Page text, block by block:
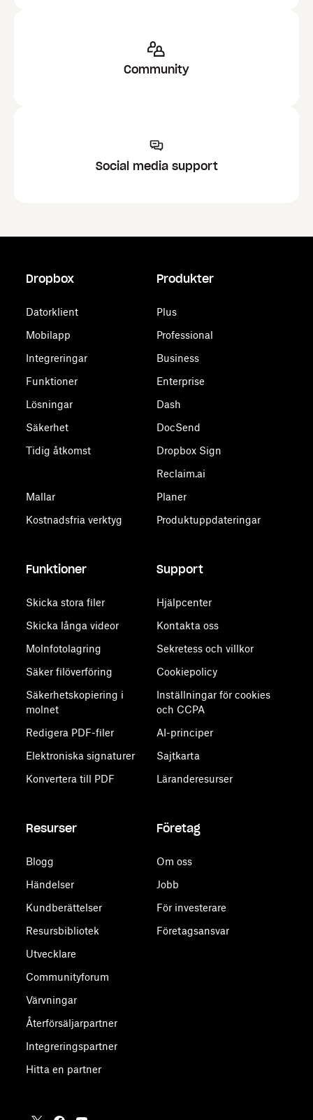
Community
Social media support
Dropbox
Datorklient
Mobilapp
Integreringar
Funktioner
Lösningar
Säkerhet
Tidig åtkomst
Mallar
Kostnadsfria verktyg
Produkter
Plus
Professional
Business
Enterprise
Dash
DocSend
Dropbox Sign
Reclaim.ai
Planer
Produktuppdateringar
Funktioner
Skicka stora filer
Skicka långa videor
Molnfotolagring
Säker filöverföring
Säkerhetskopiering i
molnet
Redigera PDF-filer
Elektroniska signaturer
Konvertera till PDF
Support
Hjälpcenter
Kontakta oss
Sekretess och villkor
Cookiepolicy
Inställningar för cookies
och CCPA
AI-principer
Sajtkarta
Läranderesurser
Resurser
Blogg
Händelser
Kundberättelser
Resursbibliotek
Utvecklare
Communityforum
Värvningar
Återförsäljarpartner
Integreringspartner
Hitta en partner
Företag
Om oss
Jobb
För investerare
Företagsansvar